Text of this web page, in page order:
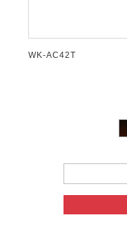
WK-AC42T